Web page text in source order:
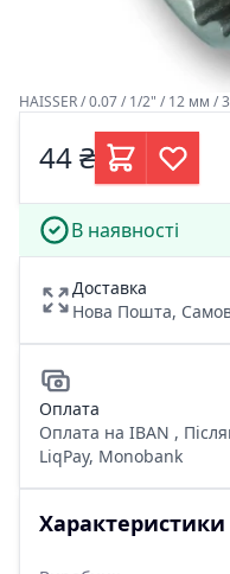
HAISSER / 0.07 / 1/2" / 12 мм /
44 ₴
В наявності
Доставка
Нова Пошта,
Оплата
Оплата на IBAN ,
LiqPay, Monobank